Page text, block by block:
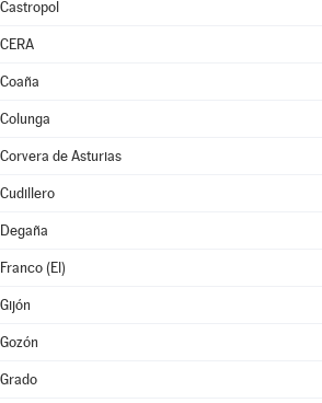
Castropol
CERA
Coaña
Colunga
Corvera de Asturias
Cudillero
Degaña
Franco (El)
Gijón
Gozón
Grado